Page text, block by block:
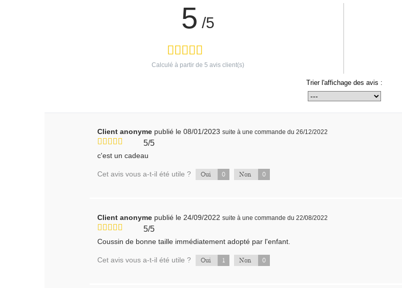
5 /5
Calculé à partir de 5 avis client(s)
Trier l'affichage des avis :
Client anonyme publié le 08/01/2023 suite à une commande du 26/12/2022
5/5
c'est un cadeau
Cet avis vous a-t-il été utile ? Oui 0 Non 0
Client anonyme publié le 24/09/2022 suite à une commande du 22/08/2022
5/5
Coussin de bonne taille immédiatement adopté par l'enfant.
Cet avis vous a-t-il été utile ? Oui 1 Non 0